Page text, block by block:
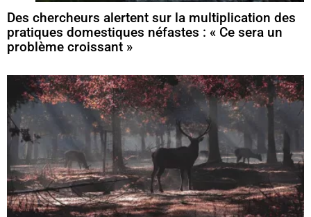
Des chercheurs alertent sur la multiplication des
pratiques domestiques néfastes : « Ce sera un
problème croissant »